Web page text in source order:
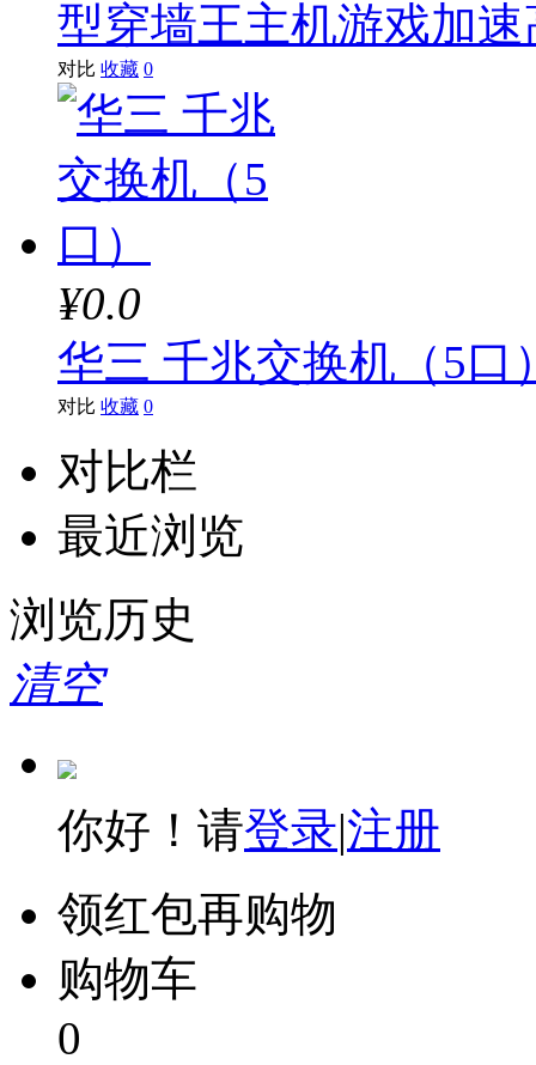
漫步者
海康威视
东芝
安普
希捷
绿联
迅捷
忆捷
型穿墙王主机游戏加
对比 收藏 0
¥0.0
华三 千兆交换机（5口
对比 收藏 0
对比栏
最近浏览
浏览历史
清空
你好！请登录|注册
领红包再购物
购物车
0